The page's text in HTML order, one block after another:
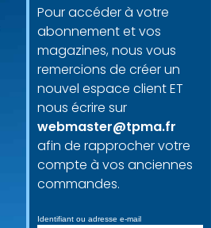
Pour accéder à votre
abonnement et vos
magazines, nous vous
remercions de créer un
nouvel espace client ET
nous écrire sur
webmaster@tpma.fr
afin de rapprocher votre
compte à vos anciennes
commandes.
Identifiant ou adresse e-mail